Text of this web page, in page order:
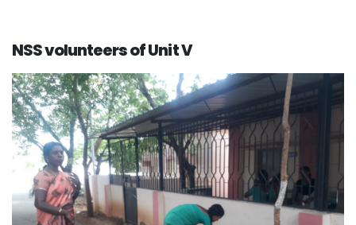
NSS volunteers of Unit V